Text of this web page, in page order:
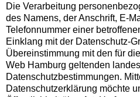
Die Verarbeitung
des Namens, der Anschrift, E-
Telefonnummer einer
Einklang mit der Datenschutz-
Übereinstimmung mit den für
Web Hamburg geltenden
Datenschutzbestimmungen.
Datenschutzerklärung möchte